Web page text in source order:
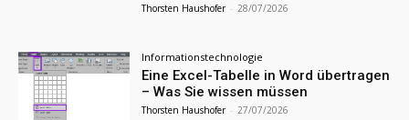
Thorsten Haushofer - 28/07/2026
Informationstechnologie
Eine Excel-Tabelle in Word übertragen
– Was Sie wissen müssen
Thorsten Haushofer - 27/07/2026